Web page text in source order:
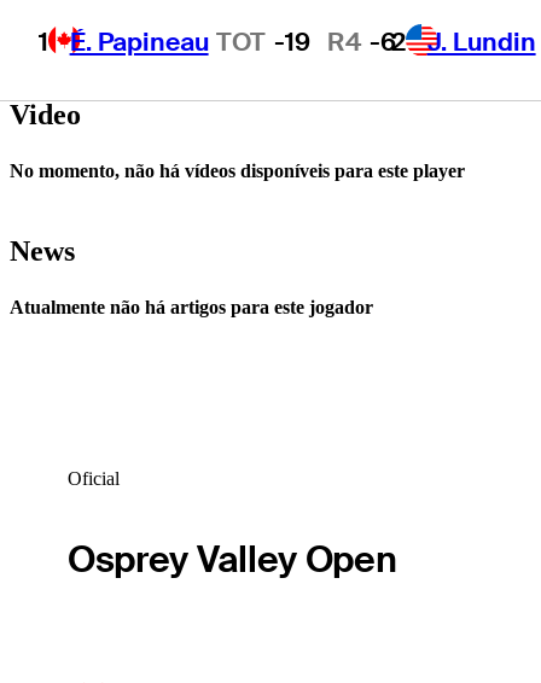
1 É. Papineau TOT -19 R4 -62 J. Lundin
Video
No momento, não há vídeos disponíveis para este player
News
Atualmente não há artigos para este jogador
Oficial
Osprey Valley Open